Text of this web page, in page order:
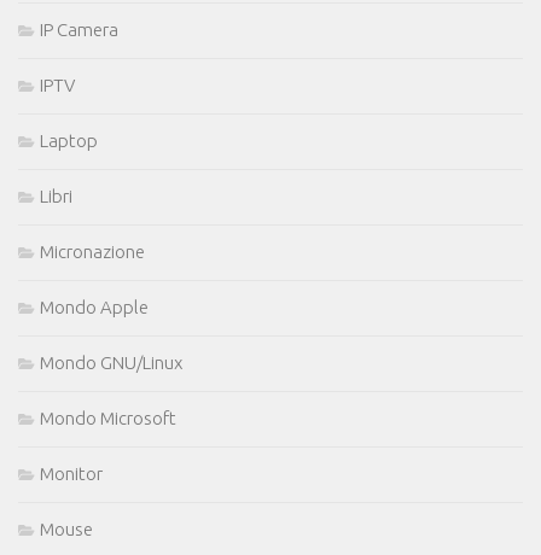
IP Camera
IPTV
Laptop
Libri
Micronazione
Mondo Apple
Mondo GNU/Linux
Mondo Microsoft
Monitor
Mouse